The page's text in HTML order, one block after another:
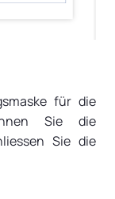
für die
Sie die
Sie die